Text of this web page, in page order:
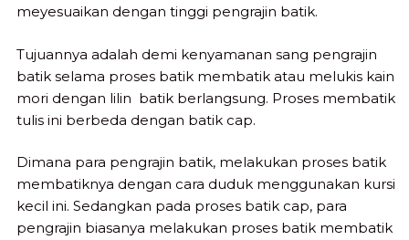
meyesuaikan dengan tinggi pengrajin batik.
Tujuannya adalah demi kenyamanan sang pengrajin
batik selama proses batik membatik atau melukis kain
mori dengan lilin batik berlangsung. Proses membatik
tulis ini berbeda dengan batik cap.
Dimana para pengrajin batik, melakukan proses batik
membatiknya dengan cara duduk menggunakan kursi
kecil ini. Sedangkan pada proses batik cap, para
pengrajin biasanya melakukan proses batik membatik